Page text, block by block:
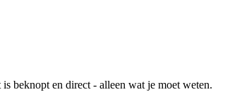
beknopt en direct - alleen wat je moet weten.